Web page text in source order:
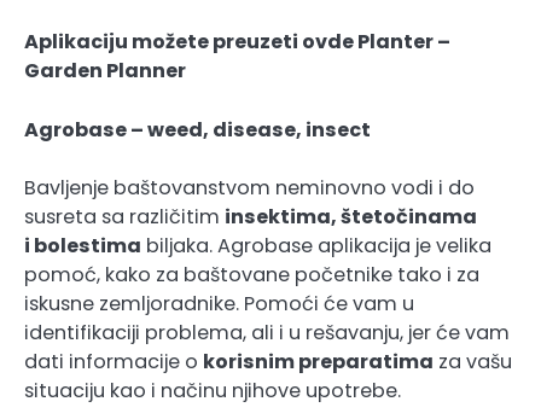
Aplikaciju možete preuzeti ovdePlanter –
Garden Planner
Agrobase – weed, disease, insect
Bavljenje baštovanstvom neminovno vodi i do
susreta sa različitim insektima, štetočinama
i bolestima biljaka. Agrobase aplikacija je velika
pomoć, kako za baštovane početnike tako i za
iskusne zemljoradnike. Pomoći će vam u
identifikaciji problema, ali i u rešavanju, jer će vam
dati informacije o korisnim preparatima za vašu
situaciju kao i načinu njihove upotrebe.